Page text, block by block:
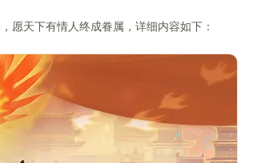
愿天下有情人终成眷属，详细内容如下：